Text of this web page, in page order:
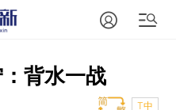
：背水一战
T中